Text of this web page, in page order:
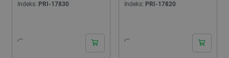
Indeks: PRI-17830 Indeks: PRI-17820